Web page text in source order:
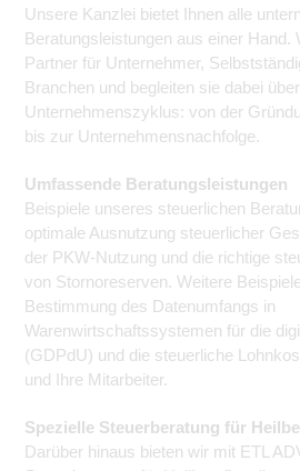
Unsere Kanzlei bietet Ihnen alle
Beratungsleistungen aus einer Hand.
Partner für Unternehmer,
Branchen und begleiten sie dabei
Unternehmenszyklus: von der
bis zur Unternehmensnachfolge.
Umfassende Beratungsleistungen
Beispiele unseres steuerlichen
optimale Ausnutzung steuerlicher
der PKW-Nutzung und die richtige
von Stornoreserven. Weitere
Bestimmung des Datenumfangs in
Warenwirtschaftssystemen für die
(GDPdU) und die steuerliche
und Ihre Mitarbeiter.
Spezielle Steuerberatung für
Darüber hinaus bieten wir mit ETL